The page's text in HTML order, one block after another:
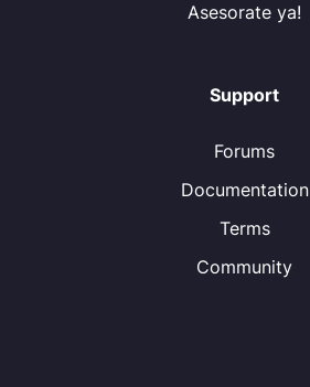
Asesorate ya!
Support
Forums
Documentation
Terms
Community